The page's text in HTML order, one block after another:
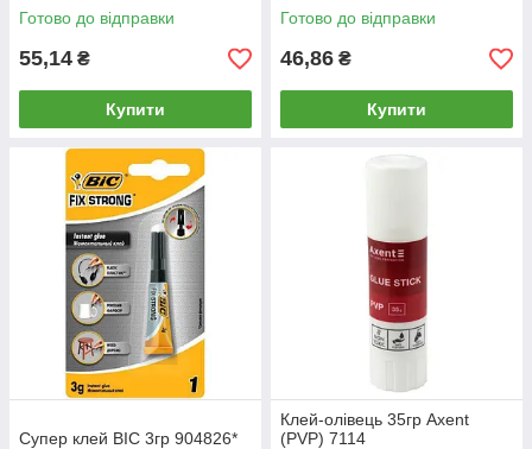
Готово до відправки
55,14 ₴
Купити
Готово до відправки
46,86 ₴
Купити
Супер клей BIC 3гр 904826*
Клей-олівець 35гр Axent
(PVP) 7114